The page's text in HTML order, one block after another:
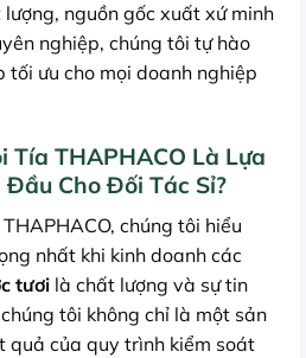
nguồn gốc xuất xứ minh
nghiệp, chúng tôi tự hào
tối ưu cho mọi doanh nghiệp
Tía THAPHACO Là Lựa
Đầu Cho Đối Tác Sỉ?
chúng tôi hiểu
nhất khi kinh doanh các
tươi là chất lượng và sự tin
tôi không chỉ là một sản
quả của quy trình kiểm soát